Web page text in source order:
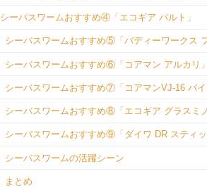
シーバスワームおすすめ④「エコギア バルト」
シーバスワームおすすめ⑤「バディーワークス
シーバスワームおすすめ⑥「コアマン アルカリ」
シーバスワームおすすめ⑦「コアマンVJ-16 バイ
シーバスワームおすすめ⑧「エコギア グラスミ
シーバスワームおすすめ⑨「ダイワ DR スティッ
シーバスワームの活躍シーン
まとめ